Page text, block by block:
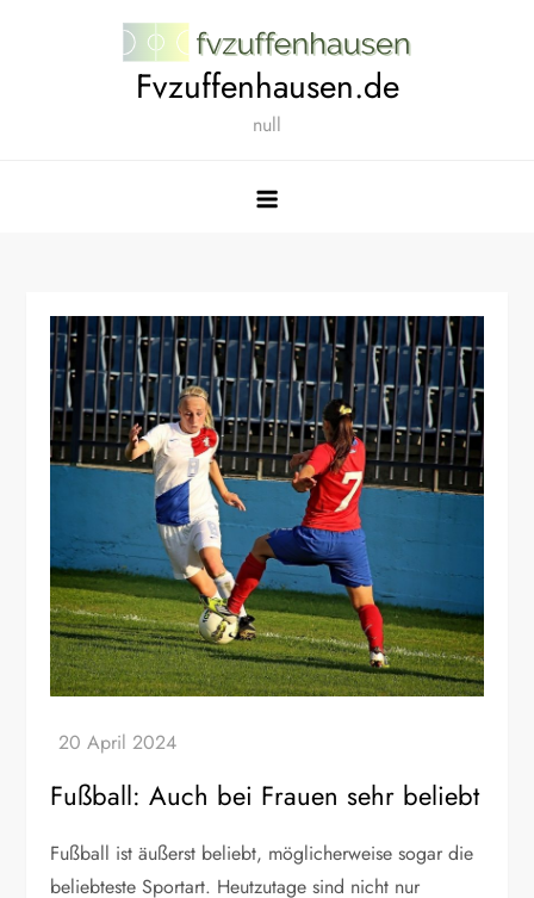
Fvzuffenhausen.de
null
Fußball: Auch bei Frauen sehr beliebt
Fußball ist äußerst beliebt, möglicherweise sogar die
beliebteste Sportart. Heutzutage sind nicht nur